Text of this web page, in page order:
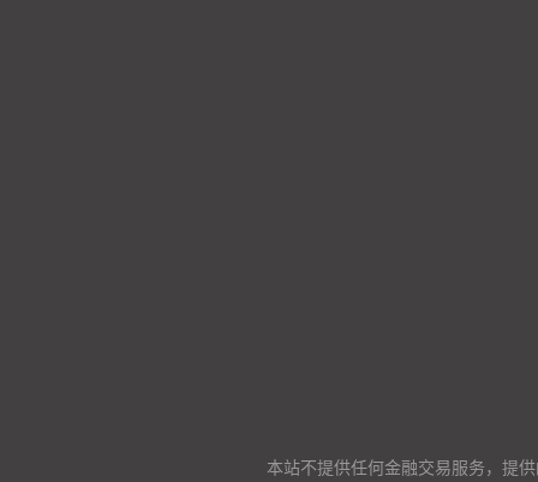
本站不提供任何金融交易服务，提